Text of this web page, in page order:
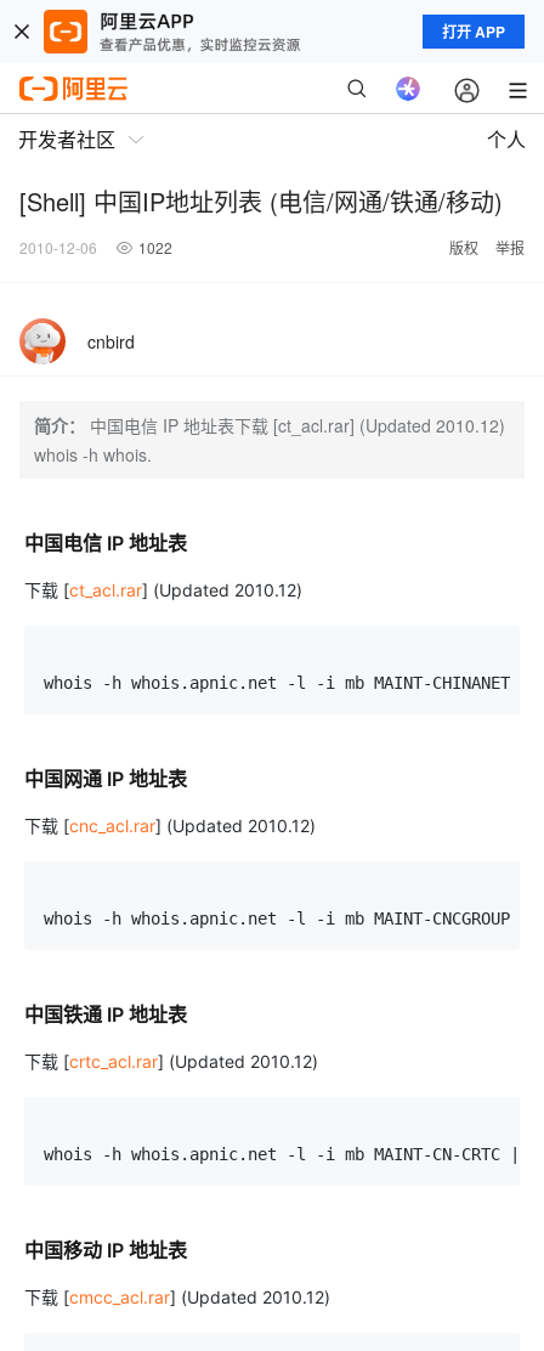
打开 APP
开发者社区 个人
[Shell] 中国IP地址列表 (电信/网通/铁通/移动)
2010-12-06 1022 版权 举报
cnbird
简介：
中国电信 IP 地址表下载 [ct_acl.rar] (Updated 2010.12)
whois -h whois.
中国电信 IP 地址表
下载 [ct_acl.rar] (Updated 2010.12)
whois -h whois.apnic.net -l -i mb MAINT-
中国网通 IP 地址表
下载 [cnc_acl.rar] (Updated 2010.12)
whois -h whois.apnic.net -l -i mb MAINT-
中国铁通 IP 地址表
下载 [crtc_acl.rar] (Updated 2010.12)
whois -h whois.apnic.net -l -i mb MAINT-CN-
中国移动 IP 地址表
下载 [cmcc_acl.rar] (Updated 2010.12)